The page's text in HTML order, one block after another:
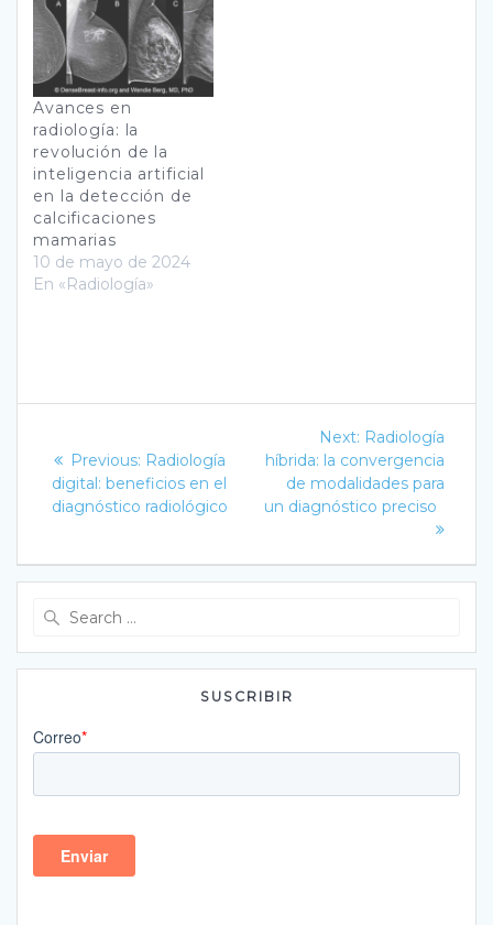
Avances en
radiología: la
revolución de la
inteligencia artificial
en la detección de
calcificaciones
mamarias
10 de mayo de 2024
En «Radiología»
de
entradas
Previous: Previous
post:
Radiología
digital: beneficios en el
diagnóstico radiológico
Next: Next
post:
Radiología
híbrida: la convergencia
de modalidades para
un diagnóstico preciso
SUSCRIBIR